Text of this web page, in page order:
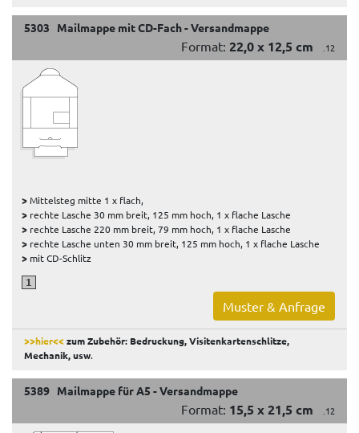
5303 Mailmappe mit CD-Fach - Versandmappe
Format: 22,0 x 12,5 cm .12
>Mittelsteg mitte 1 x flach,
> rechte Lasche 30 mm breit, 125 mm hoch, 1 x flache Lasche
> rechte Lasche 220 mm breit, 79 mm hoch, 1 x flache Lasche
> rechte Lasche unten 30 mm breit, 125 mm hoch, 1 x flache Lasche
> mit CD-Schlitz
Muster & Anfrage
>>hier<<zum Zubehör: Bedruckung, Visitenkartenschlitze,
Mechanik, usw.
5389 Mailmappe für A5 - Versandmappe
Format: 15,5 x 21,5 cm .12